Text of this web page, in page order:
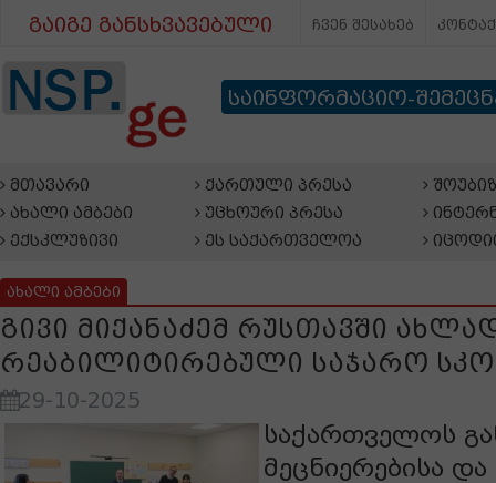
გაიგე განსხვავებული ჩვენ შესახებ
საინფორმაციო-
მთავარი
ახალი ამბები
ექსკლუზივი
ქართული პრესა
უცხოური პრესა
ეს საქართველოა
ახალი ამბები
გივი მიქანაძემ რუსთავში
რეაბილიტირებული საჯარო
29-10-2025
საქართველოს
მეცნიერებისა